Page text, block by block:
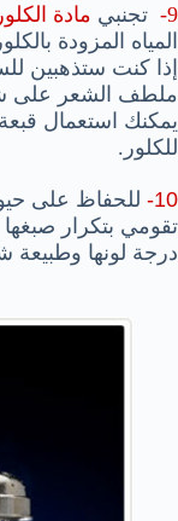
9-
تجنبي مادة الكلور
المياه المزودة
إذا كنت ستذهبين
ملطف الشعر على
يمكنك استعمال
للكلور.
10-
للحفاظ على
تقومي بتكرار
درجة لونها